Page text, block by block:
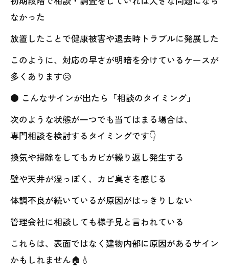
なかった
放置したことで健康被害や退去時トラブルに発展した
このように、対応の早さが明暗を分けているケースが
多くあります😥
● こんなサインが出たら「相談のタイミング」
次のような状態が一つでも当てはまる場合は、
専門相談を検討するタイミングです👇
換気や掃除をしてもカビが繰り返し発生する
壁や天井が湿っぽく、カビ臭さを感じる
体調不良が続いているが原因がはっきりしない
管理会社に相談しても様子見と言われている
これらは、表面ではなく建物内部に原因があるサイン
かもしれません🏠💧